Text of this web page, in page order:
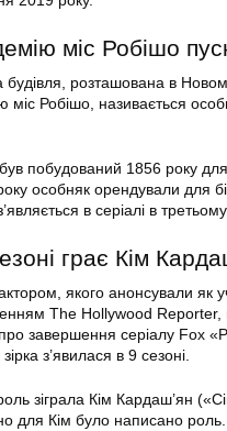
міс Робішо
будівля, розташована в
міс Робішо, називається
побудований 1856 року
особняк орендували для
в серіалі в
грає Кім
якого анонсували як
The Hollywood Reporter,
про завершення серіалу Fox
з’явилася в 9 сезоні.
зіграла Кім Кардаш’ян
для Кім було написано